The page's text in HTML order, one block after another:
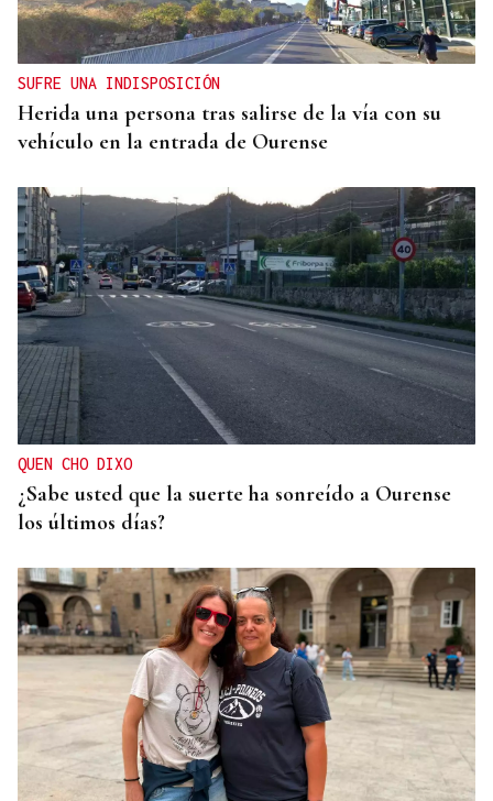
SUFRE UNA INDISPOSICIÓN
Herida una persona tras salirse de la vía con su
vehículo en la entrada de Ourense
QUEN CHO DIXO
¿Sabe usted que la suerte ha sonreído a Ourense
los últimos días?